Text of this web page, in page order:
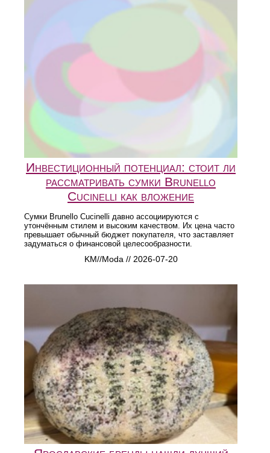
Инвестиционный потенциал: стоит ли
рассматривать сумки Brunello
Cucinelli как вложение
Сумки Brunello Cucinelli давно ассоциируются с
утончённым стилем и высоким качеством. Их цена часто
превышает обычный бюджет покупателя, что заставляет
задуматься о финансовой целесообразности.
KM//Moda // 2026-07-20